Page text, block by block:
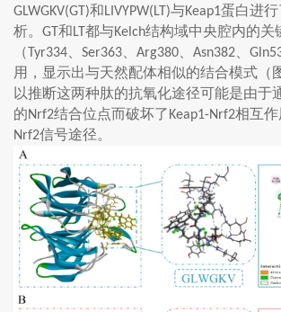
GLWGKV(GT)和LIVYPW(LT)与Keap1蛋白进
析。 GT 和LT 都与Kelch结构域中央腔内的关
（ Tyr334 Ser363 Arg380 Asn382
用，显示出与天然配体相似的结合模式（
以推断这两种肽的抗氧化途径可能是由于
的Nrf2结合位点而破坏了 Keap1-Nrf2相互作
Nrf2信号途径。